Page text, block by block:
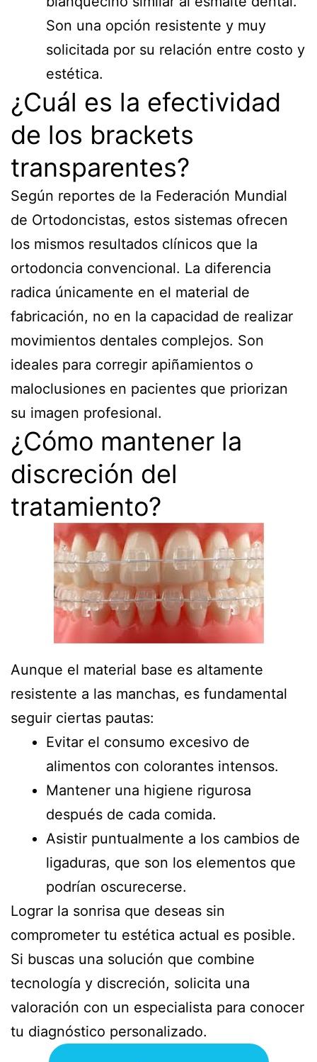
Son una opción resistente y muy
solicitada por su relación entre costo y
estética.
¿Cuál es la efectividad
de los brackets
transparentes?
Según reportes de la Federación Mundial
de Ortodoncistas, estos sistemas ofrecen
los mismos resultados clínicos que la
ortodoncia convencional. La diferencia
radica únicamente en el material de
fabricación, no en la capacidad de realizar
movimientos dentales complejos. Son
ideales para corregir apiñamientos o
maloclusiones en pacientes que priorizan
su imagen profesional.
¿Cómo mantener la
discreción del
tratamiento?
Aunque el material base es altamente
resistente a las manchas, es fundamental
seguir ciertas pautas:
Evitar el consumo excesivo de
alimentos con colorantes intensos.
Mantener una higiene rigurosa
después de cada comida.
Asistir puntualmente a los cambios de
ligaduras, que son los elementos que
podrían oscurecerse.
Lograr la sonrisa que deseas sin
comprometer tu estética actual es posible.
Si buscas una solución que combine
tecnología y discreción, solicita una
valoración con un especialista para conocer
tu diagnóstico personalizado.